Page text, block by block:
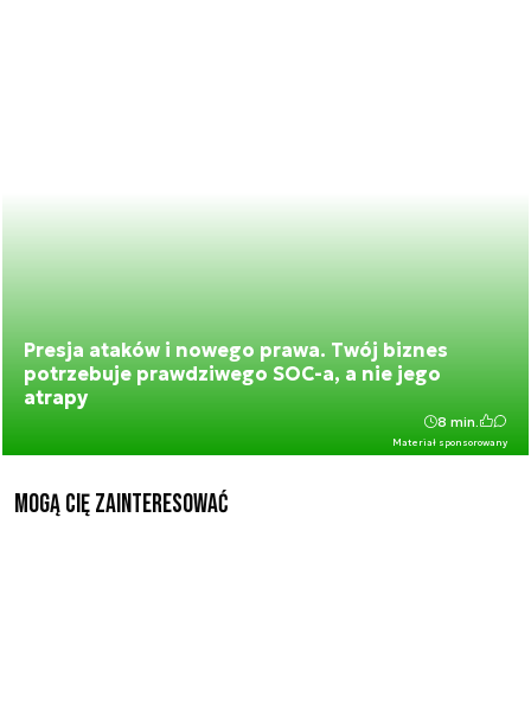
Presja ataków i nowego prawa. Twój biznes
potrzebuje prawdziwego SOC-a, a nie jego
atrapy
Materiał sponsorowany
8 min.
Mogą Cię zainteresować